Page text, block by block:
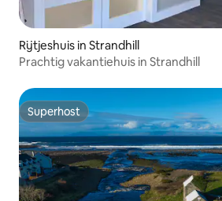
Rijtjeshuis in Strandhill
Prachtig vakantiehuis in Strandhill
Superhost
Superhost